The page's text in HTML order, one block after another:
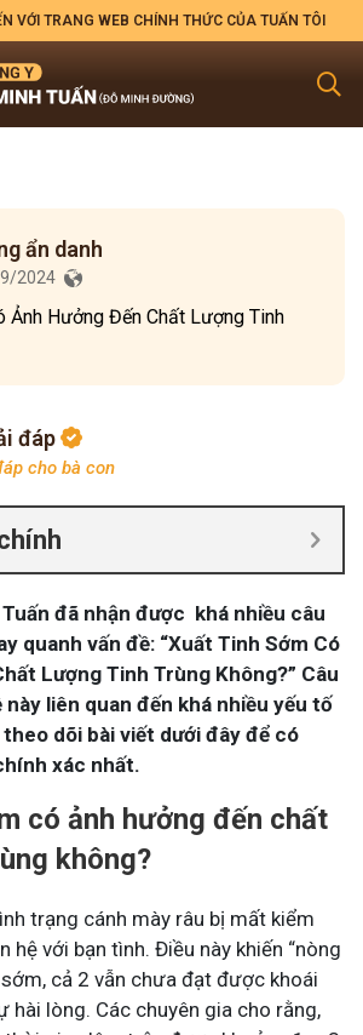
VỚI TRANG WEB CHÍNH THỨC CỦA TUẤN TÔI
ẩn danh
2024
Ảnh Hưởng Đến Chất Lượng Tinh
đáp
cho bà con
đã nhận được khá nhiều câu
quanh vấn đề: “Xuất Tinh Sớm Có
Lượng Tinh Trùng Không?” Câu
liên quan đến khá nhiều yếu tố
dõi bài viết dưới đây để có
xác nhất.
có ảnh hưởng đến chất
không?
trạng cánh mày râu bị mất kiểm
hệ với bạn tình. Điều này khiến “nòng
cả 2 vẫn chưa đạt được khoái
hài lòng. Các chuyên gia cho rằng,